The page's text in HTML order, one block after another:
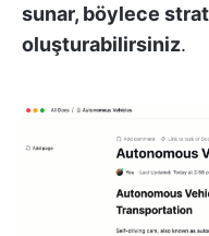
sunar, böylece
oluşturabilirsiniz.